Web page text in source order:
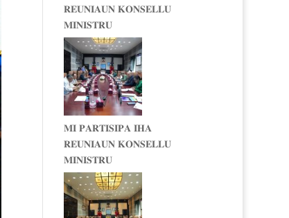
𝐑𝐄𝐔𝐍𝐈𝐀𝐔𝐍 𝐊𝐎𝐍𝐒𝐄𝐋𝐋𝐔
𝐌𝐈𝐍𝐈𝐒𝐓𝐑𝐔
𝐌𝐈 𝐏𝐀𝐑𝐓𝐈𝐒𝐈𝐏𝐀 𝐈𝐇𝐀
𝐑𝐄𝐔𝐍𝐈𝐀𝐔𝐍 𝐊𝐎𝐍𝐒𝐄𝐋𝐋𝐔
𝐌𝐈𝐍𝐈𝐒𝐓𝐑𝐔